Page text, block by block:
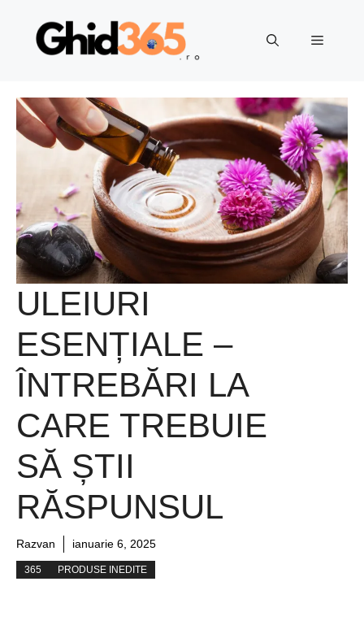
conținut
Meniu
ULEIURI
ESENȚIALE –
ÎNTREBĂRI LA
CARE TREBUIE
SĂ ȘTII
RĂSPUNSUL
Razvan ianuarie 6, 2025
365 PRODUSE INEDITE